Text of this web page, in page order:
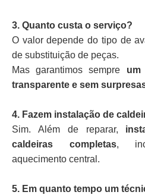
3. Quanto custa o serviço?
O valor depende do tipo de
de substituição de peças.
Mas garantimos sempre um
transparente e sem
4. Fazem instalação de
Sim. Além de reparar,
caldeiras completas,
aquecimento central.
5. Em quanto tempo um